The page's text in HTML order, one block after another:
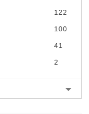
122
100
41
2